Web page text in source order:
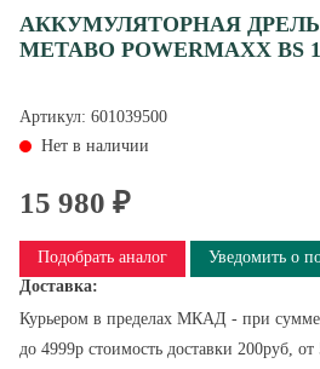
АККУМУЛЯТОРНАЯ
METABO POWERMAXX BS
Артикул: 601039500
Нет в наличии
15 980 ₽
Подобрать аналог
Уведомить о
Доставка:
Курьером в пределах МКАД - при сумме
до 4999р стоимость доставки 200руб,